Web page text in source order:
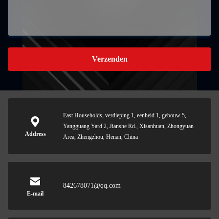
Verzenden
Address
East Households, verdieping 1, eenheid 1, gebouw 5,
Yangguang Yard 2, Jianshe Rd., Xisanhuan, Zhongyuan
Area, Zhengzhou, Henan, China
E-mail
842678071@qq.com